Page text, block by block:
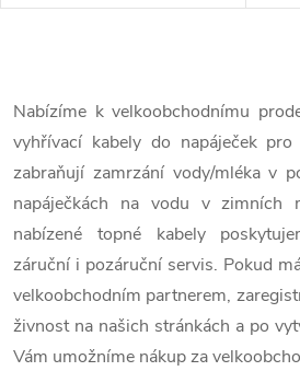
tělesa, s adaptérem 12V a
v
l
á
d
a
c
Nabízíme k velkoobchodnímu
vyhřívací kabely do napáječek
zabraňují zamrzání vody/mléka v
napáječkách na vodu v zimních
nabízené topné kabely
záruční i pozáruční servis. Pokud
velkoobchodním partnerem,
živnost na našich stránkách a po
Vám umožníme nákup za